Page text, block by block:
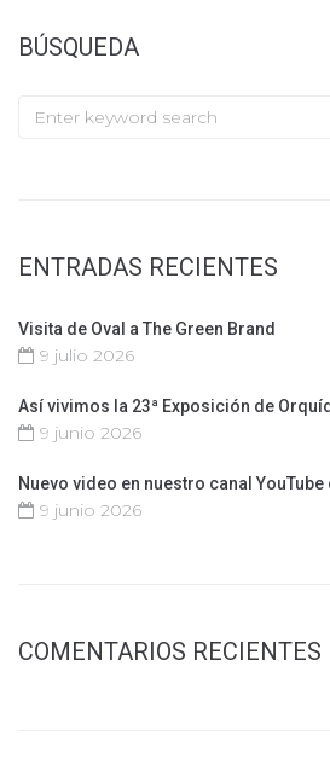
BÚSQUEDA
ENTRADAS RECIENTES
Visita de Oval a The Green Brand
9 julio 2026
Así vivimos la 23ª Exposición de
9 junio 2026
Nuevo video en nuestro canal
9 junio 2026
COMENTARIOS RECIENTES